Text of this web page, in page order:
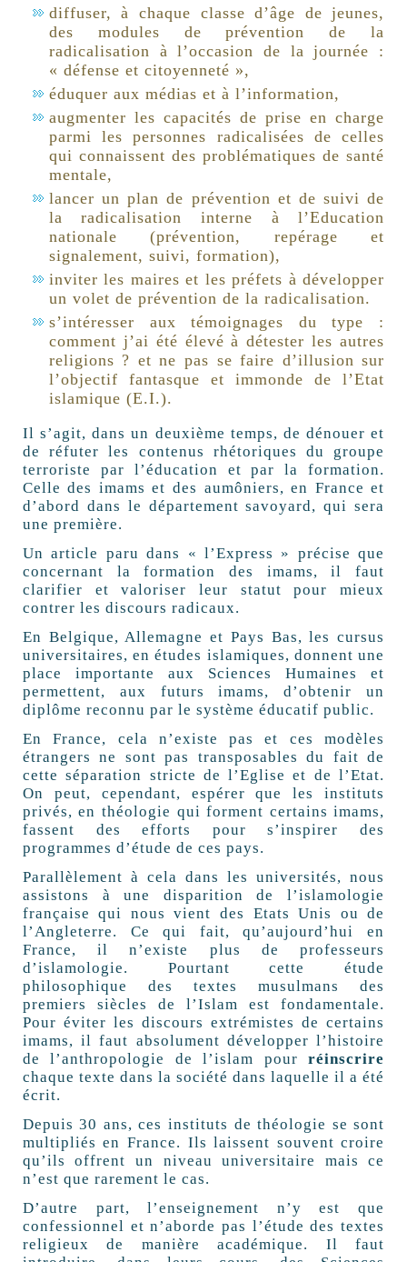
diffuser, à chaque classe d’âge de jeunes,
des modules de prévention de la
radicalisation à l’occasion de la journée :
« défense et citoyenneté »,
éduquer aux médias et à l’information,
augmenter les capacités de prise en charge
parmi les personnes radicalisées de celles
qui connaissent des problématiques de santé
mentale,
lancer un plan de prévention et de suivi de
la radicalisation interne à l’Education
nationale (prévention, repérage et
signalement, suivi, formation),
inviter les maires et les préfets à développer
un volet de prévention de la radicalisation.
s’intéresser aux témoignages du type :
comment j’ai été élevé à détester les autres
religions ? et ne pas se faire d’illusion sur
l’objectif fantasque et immonde de l’Etat
islamique (E.I.).
Il s’agit, dans un deuxième temps, de dénouer et
de réfuter les contenus rhétoriques du groupe
terroriste par l’éducation et par la formation.
Celle des imams et des aumôniers, en France et
d’abord dans le département savoyard, qui sera
une première.
Un article paru dans « l’Express » précise que
concernant la formation des imams, il faut
clarifier et valoriser leur statut pour mieux
contrer les discours radicaux.
En Belgique, Allemagne et Pays Bas, les cursus
universitaires, en études islamiques, donnent une
place importante aux Sciences Humaines et
permettent, aux futurs imams, d’obtenir un
diplôme reconnu par le système éducatif public.
En France, cela n’existe pas et ces modèles
étrangers ne sont pas transposables du fait de
cette séparation stricte de l’Eglise et de l’Etat.
On peut, cependant, espérer que les instituts
privés, en théologie qui forment certains imams,
fassent des efforts pour s’inspirer des
programmes d’étude de ces pays.
Parallèlement à cela dans les universités, nous
assistons à une disparition de l’islamologie
française qui nous vient des Etats Unis ou de
l’Angleterre. Ce qui fait, qu’aujourd’hui en
France, il n’existe plus de professeurs
d’islamologie. Pourtant cette étude
philosophique des textes musulmans des
premiers siècles de l’Islam est fondamentale.
Pour éviter les discours extrémistes de certains
imams, il faut absolument développer l’histoire
de l’anthropologie de l’islam pourréinscrire
chaque texte dans la société dans laquelle il a été
écrit.
Depuis 30 ans, ces instituts de théologie se sont
multipliés en France. Ils laissent souvent croire
qu’ils offrent un niveau universitaire mais ce
n’est que rarement le cas.
D’autre part, l’enseignement n’y est que
confessionnel et n’aborde pas l’étude des textes
religieux de manière académique. Il faut